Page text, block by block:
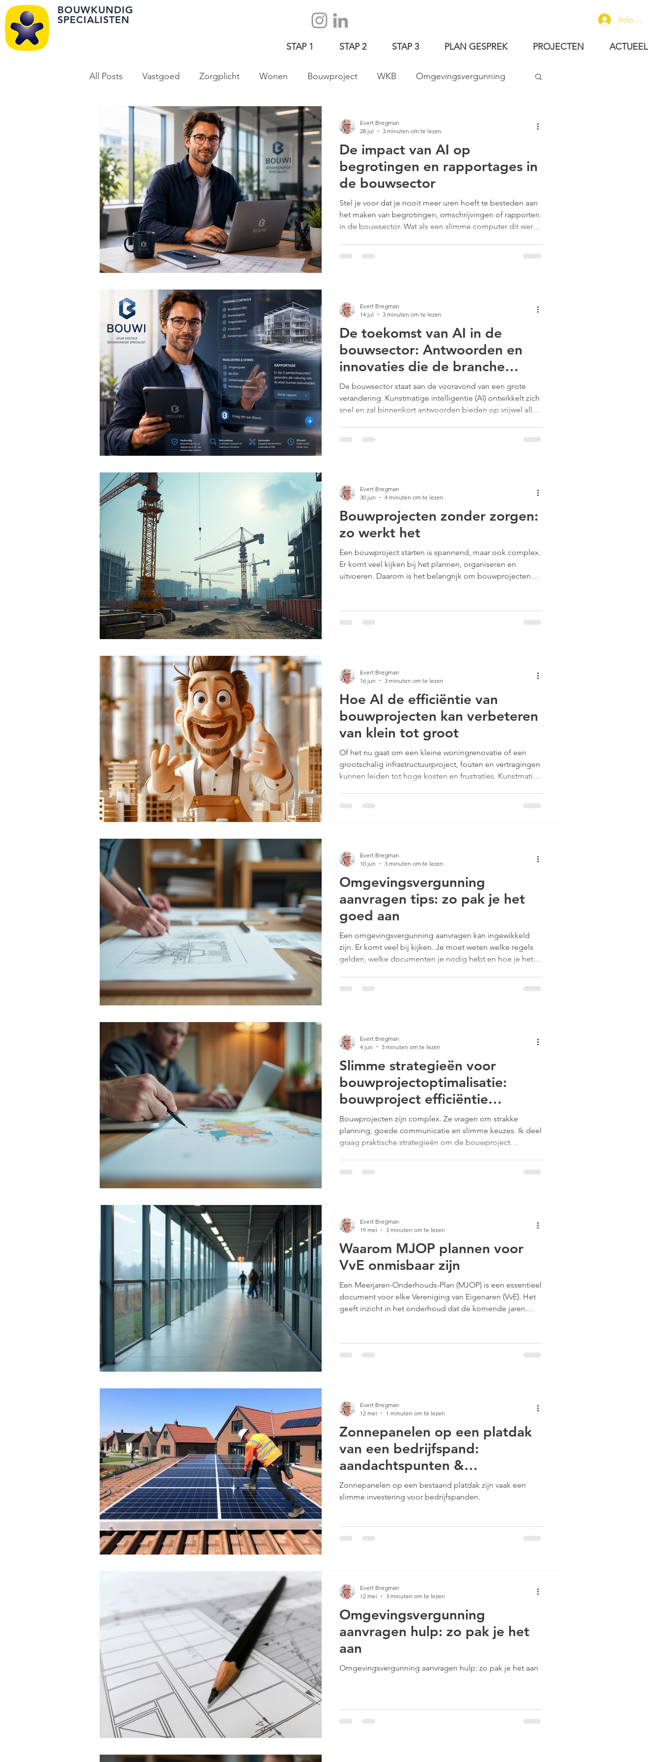
BOUWKUNDIG
SPECIALISTEN
STAP 1 STAP 2 STAP 3 PLAN GESPREK PROJECTEN ACTUEEL
Inloggen
All Posts Vastgoed Zorgplicht Wonen Bouwproject WKB Omgevingsvergunning
Algemeen Omgevingsvergunning Vastgoed
De impact van AI op
begrotingen en rapportages in
de bouwsector
Stel je voor dat je nooit meer uren hoeft te besteden aan
het maken van begrotingen, omschrijvingen of rapporten
in de bouwsector. Wat als een slimme computer dit werk
Kunstmatige intelligentie (AI) kan veel taken overnemen
Evert Bregman
28 jul
3 minuten om te lezen
De toekomst van AI in de
bouwsector: Antwoorden en
innovaties die de branche
transformeren
De bouwsector staat aan de vooravond van een grote
verandering. Kunstmatige intelligentie (AI) ontwikkelt zich
snel en zal binnenkort antwoorden bieden op vrijwel alle
ervaring en kennis van bouwkundig specialisten. Dit
Evert Bregman
14 jul
3 minuten om te lezen
Bouwprojecten zonder zorgen:
zo werkt het
Een bouwproject starten is spannend, maar ook complex.
Er komt veel kijken bij het plannen, organiseren en
uitvoeren. Daarom is het belangrijk om bouwprojecten
grip op het proces. Zo zorg je dat je project soepel
verloopt en het eindresultaat precies wordt wat je voor
Evert Bregman
30 jun
4 minuten om te lezen
Hoe AI de efficiëntie van
bouwprojecten kan verbeteren
van klein tot groot
Of het nu gaat om een kleine woningrenovatie of een
grootschalig infrastructuurproject, fouten en vertragingen
kunnen leiden tot hoge kosten en frustraties. Kunstmatige
te maken.
Evert Bregman
16 jun
3 minuten om te lezen
Omgevingsvergunning
aanvragen tips: zo pak je het
goed aan
Een omgevingsvergunning aanvragen kan ingewikkeld
zijn. Er komt veel bij kijken. Je moet weten welke regels
gelden, welke documenten je nodig hebt en hoe je het
voorkom je vertragingen en onnodige kosten.
Evert Bregman
10 jun
3 minuten om te lezen
Slimme strategieën voor
bouwprojectoptimalisatie:
bouwproject efficiëntie
verhogen
Bouwprojecten zijn complex. Ze vragen om strakke
planning, goede communicatie en slimme keuzes. Ik deel
graag praktische strategieën om de bouwproject
projecten soepel en succesvol te laten verlopen.
Duidelijke
Evert Bregman
4 jun
3 minuten om te lezen
Waarom MJOP plannen voor
VvE onmisbaar zijn
Een Meerjaren-Onderhouds-Plan (MJOP) is een essentieel
document voor elke Vereniging van Eigenaren (VvE). Het
geeft inzicht in het onderhoud dat de komende jaren
blog leg ik uit waarom een MJOP verplicht is voor VvE's
en wat de voordelen zijn. Wat zijn MJOP plannen voor VvE
Evert Bregman
19 mei
3 minuten om te lezen
Zonnepanelen op een platdak
van een bedrijfspand:
aandachtspunten &
stappenplan
Zonnepanelen op een bestaand platdak zijn vaak een
slimme investering voor bedrijfspanden.
Evert Bregman
12 mei
1 minuten om te lezen
Omgevingsvergunning
aanvragen hulp: zo pak je het
aan
Omgevingsvergunning aanvragen hulp: zo pak je het aan
Evert Bregman
12 mei
3 minuten om te lezen